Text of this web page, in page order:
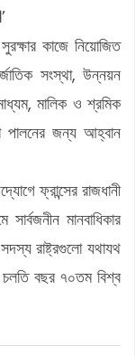
কাজে নিয়োজিত
সংস্থা, উন্নয়ন
মালিক ও শ্রমিক
পালনের জন্য আহ্বান
ফ্রান্সের রাজধানী
মানবাধিকার
রাষ্ট্রগুলো যথাযথ
চলতি বছর ৭০তম বিশ্ব